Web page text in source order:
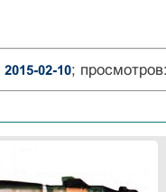
2015-02-10; просмотров: